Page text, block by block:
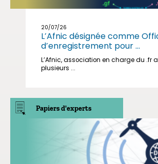
20/07/26
L’Afnic désignée comme
d’enregistrement pour ...
L’Afnic, association en charge du .fr
plusieurs ...
Papiers d'experts